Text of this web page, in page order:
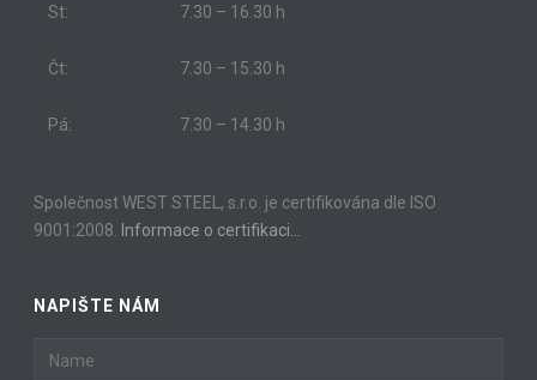
St: 7.30 – 16.30 h
Čt: 7.30 – 15.30 h
Pá: 7.30 – 14.30 h
Společnost WEST STEEL, s.r.o. je certifikována dle ISO
9001:2008. Informace o certifikaci…
NAPIŠTE NÁM